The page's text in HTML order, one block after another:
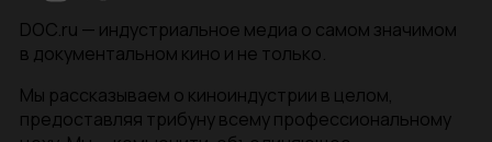
DOC.ru — индустриальное медиа о самом значимом
в документальном кино и не только.
Мы рассказываем о киноиндустрии в целом,
предоставляя трибуну всему профессиональному